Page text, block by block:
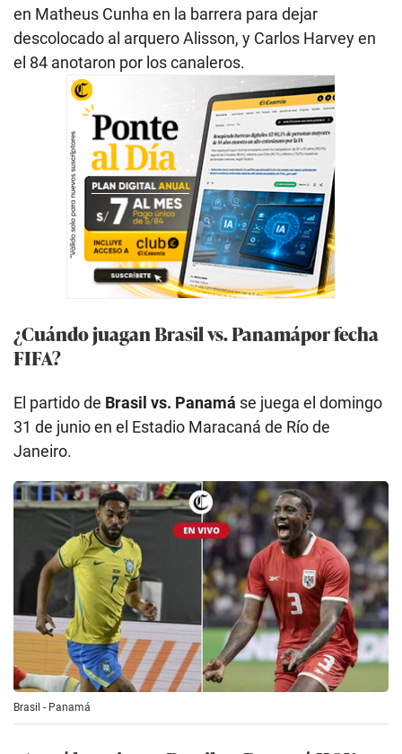
en Matheus Cunha en la barrera para dejar
descolocado al arquero Alisson, y Carlos Harvey en
el 84 anotaron por los canaleros.
¿Cuándo juagan Brasil vs. Panamápor fecha
FIFA?
El partido de Brasil vs. Panamá se juega el domingo
31 de junio en el Estadio Maracaná de Río de
Janeiro.
Brasil - Panamá